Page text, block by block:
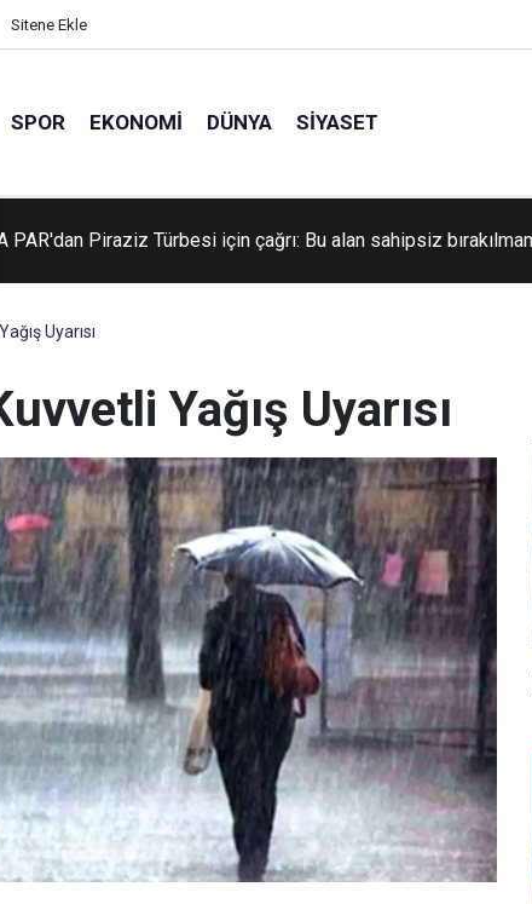
Sitene Ekle
SPOR EKONOMI DÜNYA SIYASET
yabancı basına yeni kurallar: Şehir dışı haberler için izin
Uyarısı
Yağış Uyarısı